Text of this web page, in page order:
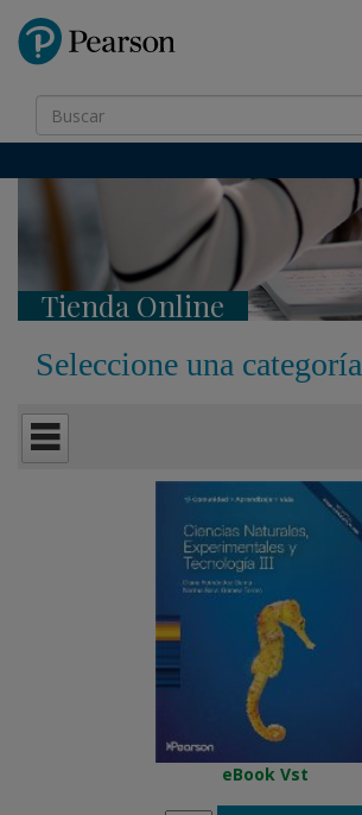
Tienda Online
Seleccione una categoría
eBook Vst